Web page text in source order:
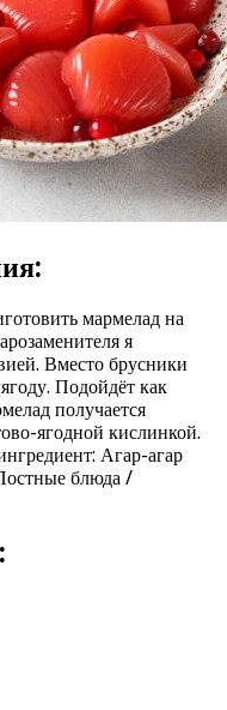
мармелад на
я
Вместо брусники
Подойдёт как
получается
ягодной кислинкой.
Агар-агар
блюда /